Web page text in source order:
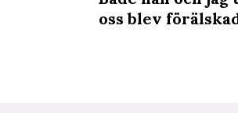
oss blev